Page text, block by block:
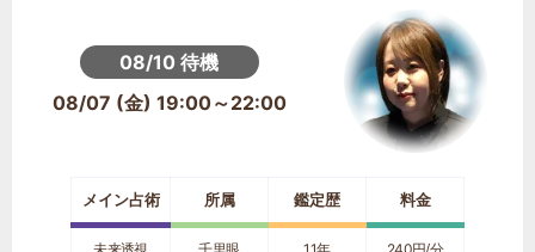
08/10 待機
08/07 (金) 19:00～22:00
メイン占術 所属 鑑定歴 料金